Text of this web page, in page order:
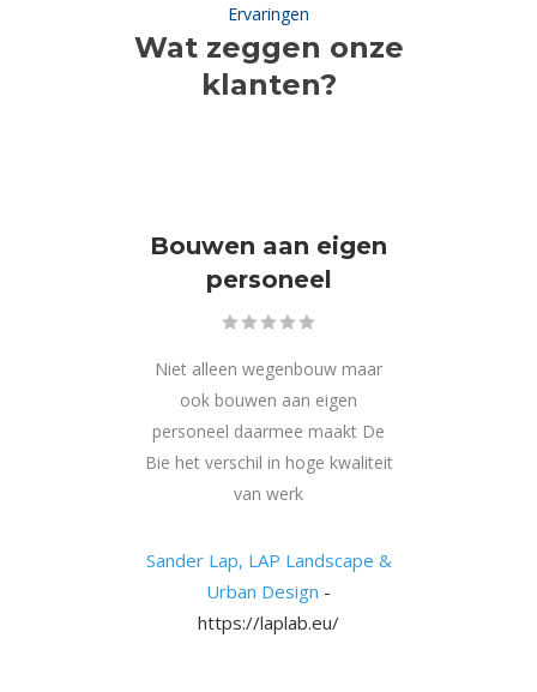
Ervaringen
Wat zeggen onze
klanten?
Bouwen aan eigen
personeel
Niet alleen wegenbouw maar
ook bouwen aan eigen
personeel daarmee maakt De
Bie het verschil in hoge kwaliteit
van werk
Sander Lap, LAP Landscape &
Urban Design -
https://laplab.eu/